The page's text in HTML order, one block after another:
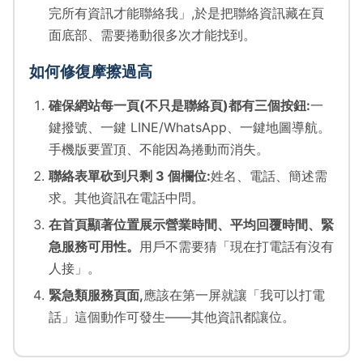
完所有資訊才能聯絡我」,於是把聯絡資訊藏在頁
面底部、需要捲動很多次才能找到。
如何修復摩擦過高
確保網站每一頁(不只是聯絡頁)都有三個按鈕:一
鍵撥號、一鍵 LINE/WhatsApp、一鍵地圖導航。
手機版要置頂、不能因為捲動而消失。
聯絡表單砍到只剩 3 個欄位:姓名、電話、簡述需
求。其他資訊在電話中問。
在首頁顯著位置展示營業時間、平均回覆時間、緊
急服務可用性。 用戶不需要猜「現在打電話有沒有
人接」。
緊急類服務頁面,應該在第一屏就讓「我可以打電
話」這個動作可發生——其他資訊都讓位。